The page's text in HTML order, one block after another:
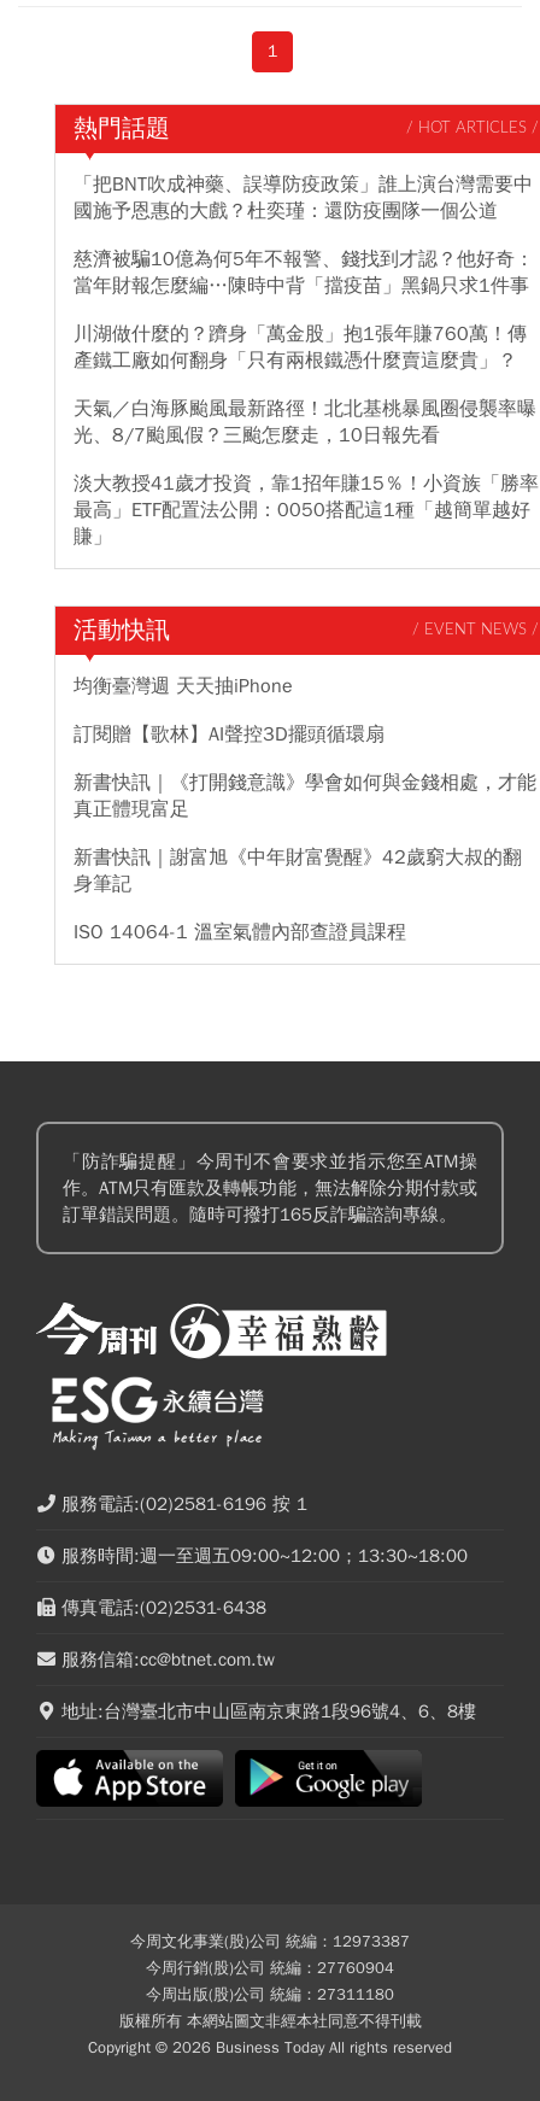
1
熱門話題 / HOT ARTICLES /
「把BNT吹成神藥、誤導防疫政策」誰上演台灣需要中
國施予恩惠的大戲？杜奕瑾：還防疫團隊一個公道
慈濟被騙10億為何5年不報警、錢找到才認？他好奇：
當年財報怎麼編…陳時中背「擋疫苗」黑鍋只求1件事
川湖做什麼的？躋身「萬金股」抱1張年賺760萬！傳
產鐵工廠如何翻身「只有兩根鐵憑什麼賣這麼貴」？
天氣／白海豚颱風最新路徑！北北基桃暴風圈侵襲率曝
光、8/7颱風假？三颱怎麼走，10日報先看
淡大教授41歲才投資，靠1招年賺15％！小資族「勝率
最高」ETF配置法公開：0050搭配這1種「越簡單越好
賺」
活動快訊 / EVENT NEWS /
均衡臺灣週 天天抽iPhone
訂閱贈【歌林】AI聲控3D擺頭循環扇
新書快訊｜《打開錢意識》學會如何與金錢相處，才能
真正體現富足
新書快訊｜謝富旭《中年財富覺醒》42歲窮大叔的翻
身筆記
ISO 14064-1 溫室氣體內部查證員課程
「防詐騙提醒」今周刊不會要求並指示您至ATM操
作。ATM只有匯款及轉帳功能，無法解除分期付款或
訂單錯誤問題。隨時可撥打165反詐騙諮詢專線。
服務電話:(02)2581-6196 按 1
服務時間:週一至週五09:00~12:00；13:30~18:00
傳真電話:(02)2531-6438
服務信箱:cc@btnet.com.tw
地址:台灣臺北市中山區南京東路1段96號4、6、8樓
今周文化事業(股)公司 統編：12973387
今周行銷(股)公司 統編：27760904
今周出版(股)公司 統編：27311180
版權所有 本網站圖文非經本社同意不得刊載
Copyright © 2026 Business Today All rights reserved